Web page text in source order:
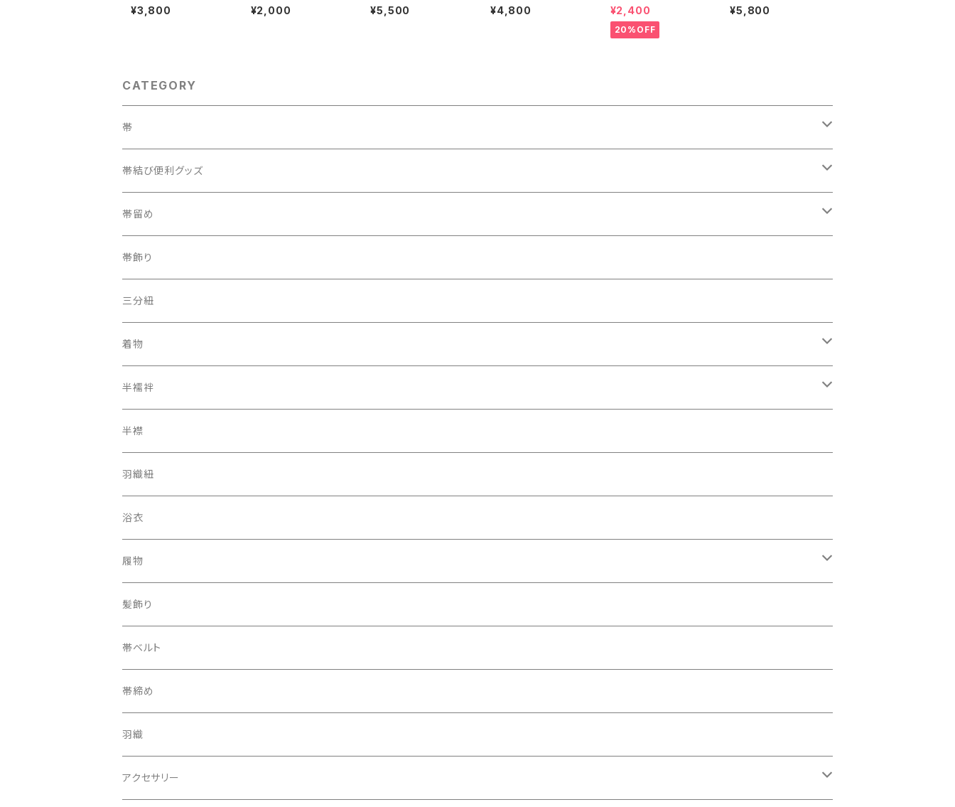
リ
¥3,800 ¥2,000
ーシブル
¥5,500 ¥4,800 ¥2,400
20%OFF
梅
¥5,800
CATEGORY
帯
織兵児帯
半幅帯
夏帯
京袋帯
レトロ、アンティーク
帯結び便利グッズ
カラー三重紐
自装用カラー三重紐
レーシーちゃん
帯留め
古布
その他
帯飾り
三分紐
着物
オリジナルキモノ
アンティーク レトロ
半襦袢
二部式長襦袢
半襟
羽織紐
浴衣
履物
下駄
髪飾り
帯ベルト
帯締め
羽織
アクセサリー